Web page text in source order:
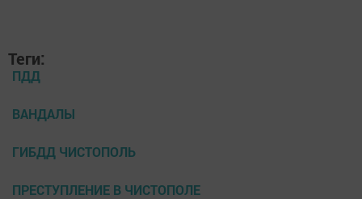
Теги:
ПДД
ВАНДАЛЫ
ГИБДД ЧИСТОПОЛЬ
ПРЕСТУПЛЕНИЕ В ЧИСТОПОЛЕ